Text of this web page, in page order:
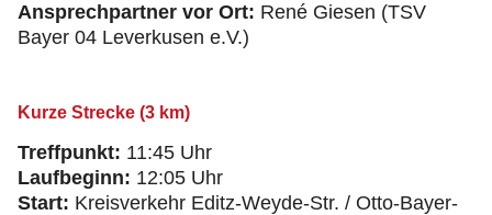
Ansprechpartner vor Ort: René Giesen (TSV
Bayer 04 Leverkusen e.V.)
Kurze Strecke (3 km)
Treffpunkt: 11:45 Uhr
Laufbeginn: 12:05 Uhr
Start: Kreisverkehr Editz-Weyde-Str. / Otto-Bayer-